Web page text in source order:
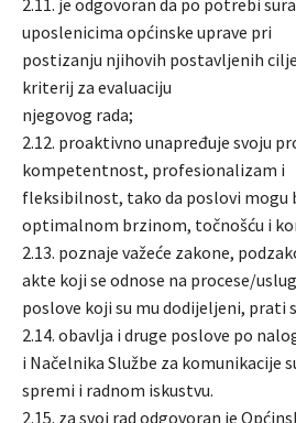
uposlenicima općinske uprave pri
postizanju njihovih postavljenih
kriterij za evaluaciju
njegovog rada;
2.12. proaktivno unapređuje svoju
kompetentnost, profesionalizam i
fleksibilnost, tako da poslovi mogu
optimalnom brzinom, točnošću i
2.13. poznaje važeće zakone,
akte koji se odnose na procese/
poslove koji su mu dodijeljeni, prati
2.14. obavlja i druge poslove po
i Načelnika Službe za komunikacije
spremi i radnom iskustvu.
2.15. za svoj rad odgovoran je